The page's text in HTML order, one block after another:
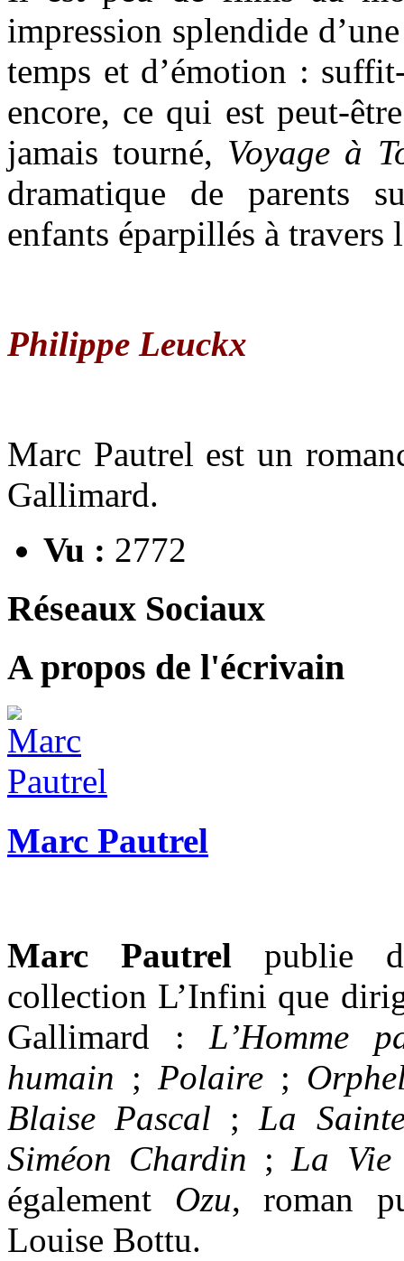
impression splendide
temps et d’émotion :
encore, ce qui est peut-
jamais tourné, Voyage à
dramatique de parents
enfants éparpillés à travers
Philippe Leuckx
Marc Pautrel est un
Gallimard.
Vu : 2772
Réseaux Sociaux
A propos de l'écrivain
Marc Pautrel
Marc Pautrel
publie
collection L’Infini que
Gallimard :L’Homme
humain ; Polaire ;
Blaise Pascal ;La
Siméon Chardin ;La Vie
également Ozu, roman
Louise Bottu.